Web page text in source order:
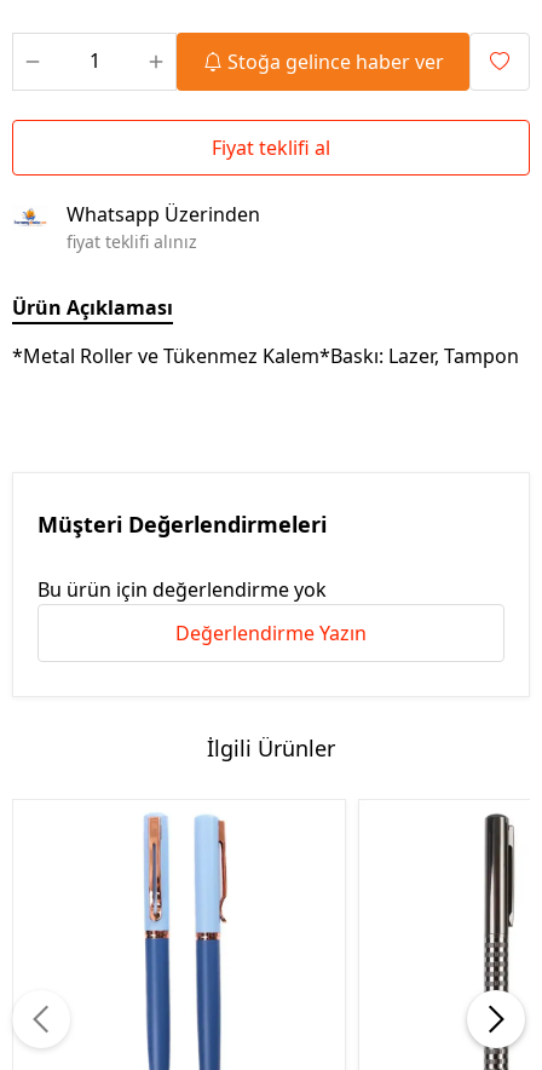
Stoğa gelince haber ver
Fiyat teklifi al
Whatsapp Üzerinden
fiyat teklifi alınız
Ürün Açıklaması
*Metal Roller ve Tükenmez Kalem*Baskı: Lazer, Tampon
Müşteri Değerlendirmeleri
Bu ürün için değerlendirme yok
Değerlendirme Yazın
İlgili Ürünler